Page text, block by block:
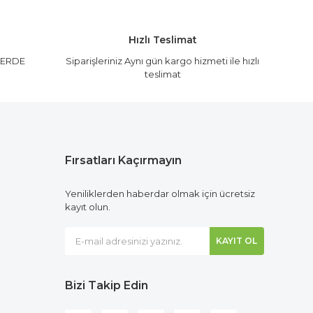
Hızlı Teslimat
Siparişleriniz Aynı gün kargo hizmeti ile hızlı
teslimat
Fırsatları Kaçırmayın
Yeniliklerden haberdar olmak için ücretsiz
kayıt olun.
KAYIT OL
Bizi Takip Edin